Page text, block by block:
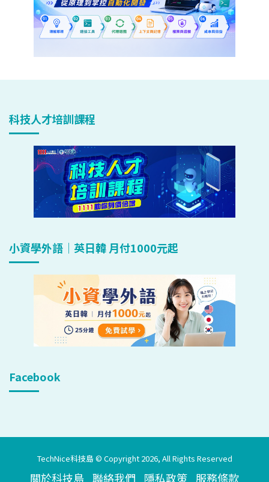
科技人才培訓課程
小資學外語｜英日韓 月付1000元起
Facebook
TechNice科技島 © Copyright 2026, All Rights Reserved
關於科技島 聯絡我們 隱私政策 服務條款